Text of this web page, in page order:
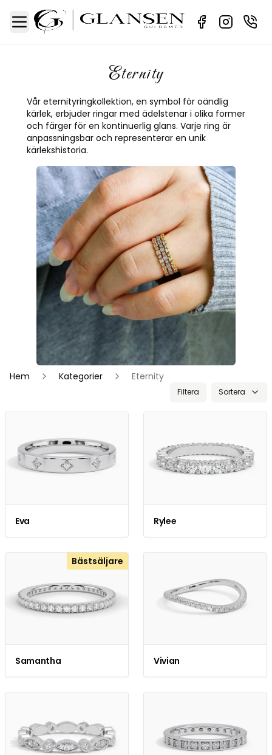
Toggle Menu
Sidebar
Eternity
Vår eternityringkollektion, en symbol för oändlig
kärlek, erbjuder ringar med ädelstenar i olika former
och färger för en kontinuerlig glans. Varje ring är
anpassningsbar och representerar en unik
kärlekshistoria.
Hem Kategorier Eternity
Filtera Sortera
Eva Rylee
Bästsäljare
Samantha Vivian